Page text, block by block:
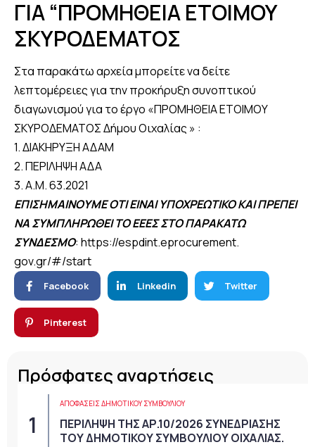
ΓΙΑ “ΠΡΟΜΗΘΕΙΑ ΕΤΟΙΜΟΥ
ΣΚΥΡΟΔΕΜΑΤΟΣ
Στα παρακάτω αρχεία μπορείτε να δείτε
λεπτομέρειες για την προκήρυξη συνοπτικού
διαγωνισμού για το έργο «ΠΡΟΜΗΘΕΙΑ ΕΤΟΙΜΟΥ
ΣΚΥΡΟΔΕΜΑΤΟΣ Δήμου Οιχαλίας » :
1. ΔΙΑΚΗΡΥΞΗ ΑΔΑΜ
2. ΠΕΡΙΛΗΨΗ ΑΔΑ
3. Α.Μ. 63.2021
ΕΠΙΣΗΜΑΙΝΟΥΜΕ ΟΤΙ ΕΙΝΑΙ ΥΠΟΧΡΕΩΤΙΚΟ ΚΑΙ ΠΡΕΠΕΙ
ΝΑ ΣΥΜΠΛΗΡΩΘΕΙ ΤΟ ΕΕΕΣ ΣΤΟ ΠΑΡΑΚΑΤΩ
ΣΥΝΔΕΣΜΟ: https://espdint.eprocurement.
gov.gr/#/start
Facebook Linkedin Twitter
Pinterest
Πρόσφατες αναρτήσεις
ΑΠΟΦΆΣΕΙΣ ΔΗΜΟΤΙΚΟΎ ΣΥΜΒΟΥΛΊΟΥ
ΠΕΡΙΛΗΨΗ ΤΗΣ ΑΡ.10/2026 ΣΥΝΕΔΡΙΑΣΗΣ
ΤΟΥ ΔΗΜΟΤΙΚΟΥ ΣΥΜΒΟΥΛΙΟΥ ΟΙΧΑΛΙΑΣ.